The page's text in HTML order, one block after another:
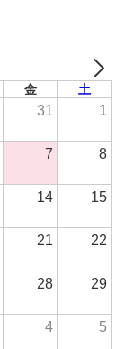
金 土
31 1
7 8
14 15
21 22
28 29
4 5